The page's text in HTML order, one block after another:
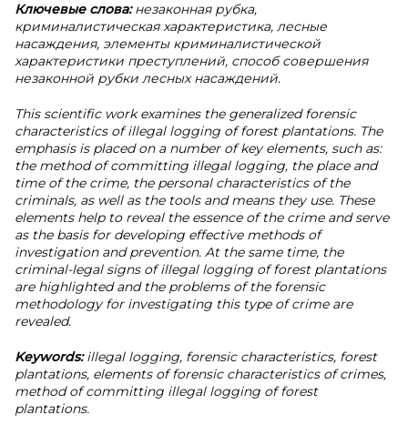
Ключевые слова:незаконная рубка,
криминалистическая характеристика, лесные
насаждения, элементы криминалистической
характеристики преступлений, способ совершения
незаконной рубки лесных насаждений.
This scientific work examines the generalized forensic
characteristics of illegal logging of forest plantations. The
emphasis is placed on a number of key elements, such as:
the method of committing illegal logging, the place and
time of the crime, the personal characteristics of the
criminals, as well as the tools and means they use. These
elements help to reveal the essence of the crime and serve
as the basis for developing effective methods of
investigation and prevention. At the same time, the
criminal-legal signs of illegal logging of forest plantations
are highlighted and the problems of the forensic
methodology for investigating this type of crime are
revealed.
Keywords:illegal logging, forensic characteristics, forest
plantations, elements of forensic characteristics of crimes,
method of committing illegal logging of forest
plantations.